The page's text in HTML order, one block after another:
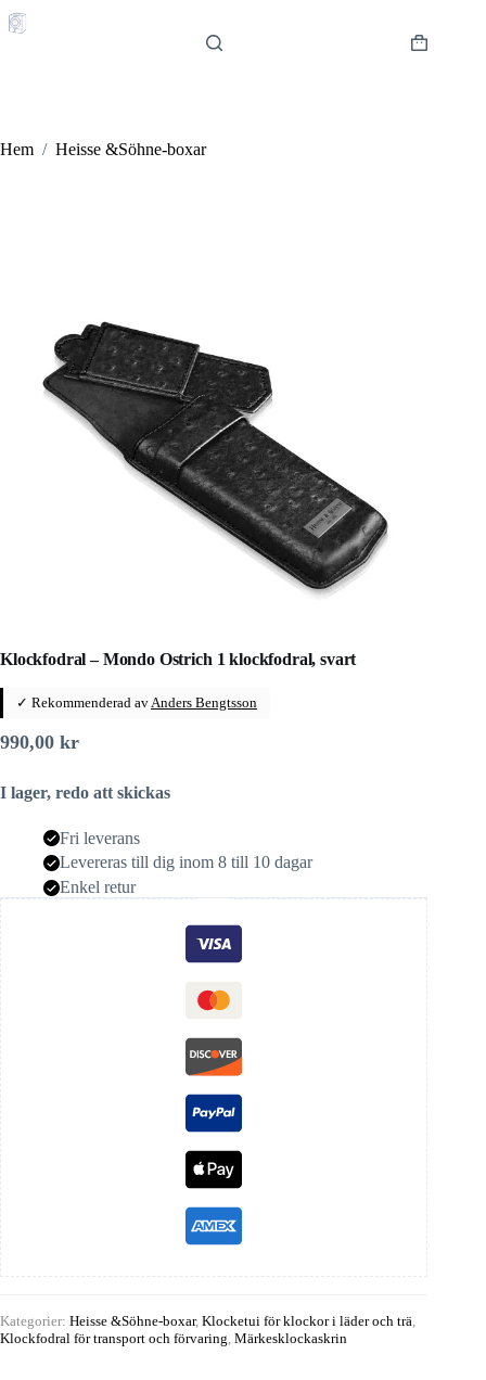
till
Varukorg
Hem / Heisse &Söhne-boxar
Klockfodral – Mondo Ostrich 1 klockfodral, svart
✓ Rekommenderad av Anders Bengtsson
990,00 kr
I lager, redo att skickas
Fri leverans
Levereras till dig inom 8 till 10 dagar
Enkel retur
Kategorier: Heisse &Söhne-boxar, Klocketui för klockor i läder och trä,
Klockfodral för transport och förvaring, Märkesklockaskrin